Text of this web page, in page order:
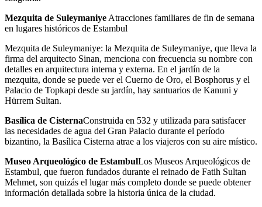
Mezquita de Suleymaniye Atracciones familiares de fin de semana
en lugares históricos de Estambul
Mezquita de Suleymaniye: la Mezquita de Suleymaniye, que lleva la
firma del arquitecto Sinan, menciona con frecuencia su nombre con
detalles en arquitectura interna y externa. En el jardín de la
mezquita, donde se puede ver el Cuerno de Oro, el Bosphorus y el
Palacio de Topkapi desde su jardín, hay santuarios de Kanuni y
Hürrem Sultan.
Basílica de CisternaConstruida en 532 y utilizada para satisfacer
las necesidades de agua del Gran Palacio durante el período
bizantino, la Basílica Cisterna atrae a los viajeros con su aire místico.
Museo Arqueológico de EstambulLos Museos Arqueológicos de
Estambul, que fueron fundados durante el reinado de Fatih Sultan
Mehmet, son quizás el lugar más completo donde se puede obtener
información detallada sobre la historia única de la ciudad.